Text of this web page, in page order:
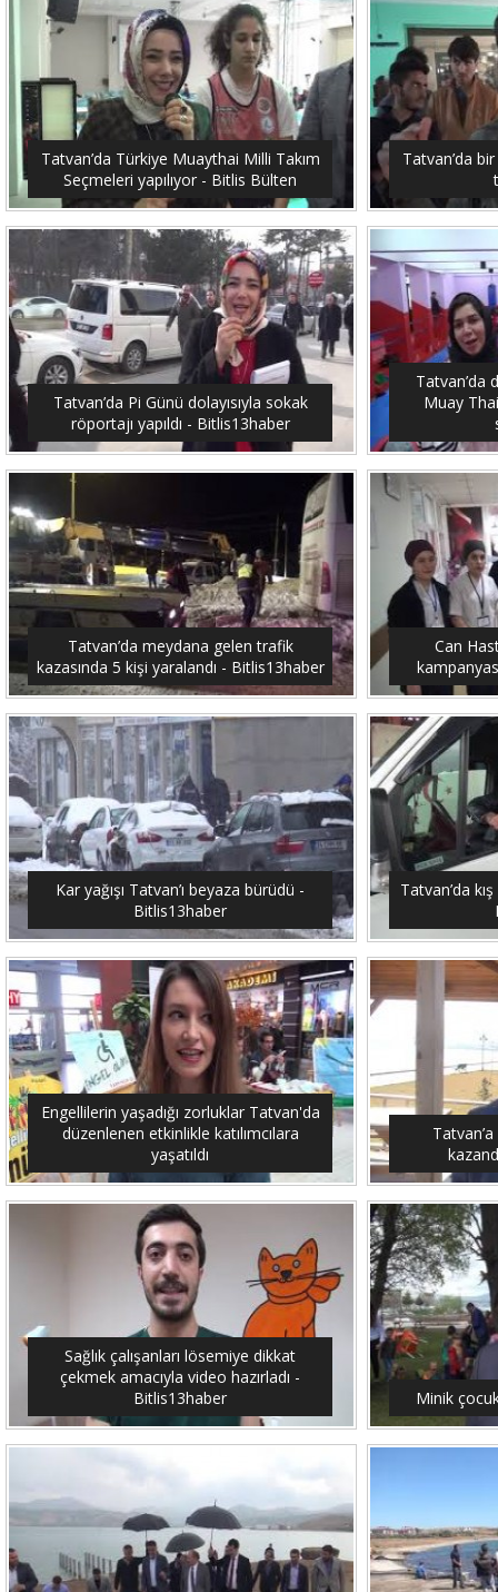
Tatvan’da Türkiye Muaythai Milli Takım
Seçmeleri yapılıyor - Bitlis Bülten
Tatvan’da
Tatvan’da Pi Günü dolayısıyla sokak
röportajı yapıldı - Bitlis13haber
Tatvan’da
Muay
Tatvan’da meydana gelen trafik
kazasında 5 kişi yaralandı - Bitlis13haber
Can
Kar yağışı Tatvan’ı beyaza bürüdü -
Bitlis13haber
Tatvan’da
Engellilerin yaşadığı zorluklar Tatvan'da
düzenlenen etkinlikle katılımcılara
yaşatıldı
Sağlık çalışanları lösemiye dikkat
çekmek amacıyla video hazırladı -
Bitlis13haber
Minik